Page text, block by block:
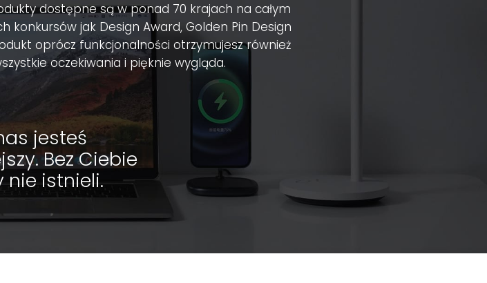
dostępne są w ponad 70 krajach na całym
konkursów jak Design Award, Golden Pin Design
oprócz funkcjonalności otrzymujesz również
oczekiwania i pięknie wygląda.
jesteś
Bez Ciebie
nie istnieli.